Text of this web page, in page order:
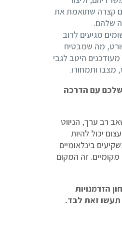
קצרה שתואמת את
שלהם.
מגיעים לרוב
מה שמבטיח
היטב לגבי
מצבו ותמחורו.
עם הדרכה
רב ערך, הניווט
יכול להיות
בינלאומיים
מקומיים. זה המקום
הזדמנויות
זאת לבד.